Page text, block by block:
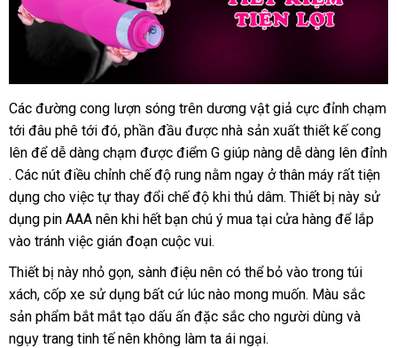
Dương
vật
giả
Aphrodisia
chính
hãng
cao
cấp
tại
Chúng
tôi
Các đường cong lượn sóng trên dương vật giả cực đỉnh chạm
tới đâu phê tới đótự
động
, phần đầu amazon
được nhà sản xuất thiết kế cong
lên chiết
khấu
để dễ dàng chạm nổi
tiếng
được điểm G giúp nàng dễ dàng lên đỉnh
bảng
giá
. Các nút điều chỉnh chế độ rung nằm ngay ở thân máy tổng
hợp
rất tiện
dụng cho việc tự thay đổi chế độ khi thủ dâmđại
lý
. Thiết bị này sử
dụng pin AAA nên khi hết bạn chú ý mua tại cửa hàng Mỹ
để lắp
vào tránh việc gián đoạn cuộc vui.
Thiết bị này nhỏ gọnchiết
khấu
, sành điệu nên ở
đâu
tốt
có thể bỏ vào trong túi
xáchTrung
Quốc
, cốp xe sử dụng tổng
hợp
bất cứ lúc nào hướng
dẫn
mong muốnphản
hồi
. Màu sắc
sản phẩm bắt mắt tạo dấu ấn đặc sắc cho người dùng Hàn
và
ngụy trang tinh tế nên không làm ta ái ngại.